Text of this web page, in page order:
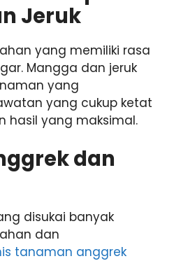
Jeruk
yang memiliki rasa
Mangga dan jeruk
yang
yang cukup ketat
hasil yang maksimal.
dan
disukai banyak
dan
tanaman anggrek